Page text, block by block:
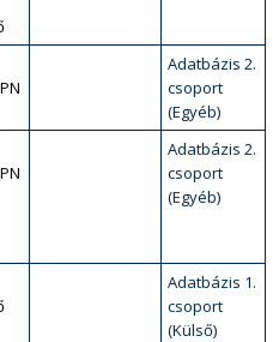
Adatbázis 2.
csoport
(Egyéb)
Adatbázis 2.
csoport
(Egyéb)
Adatbázis 1.
csoport
(Külső)